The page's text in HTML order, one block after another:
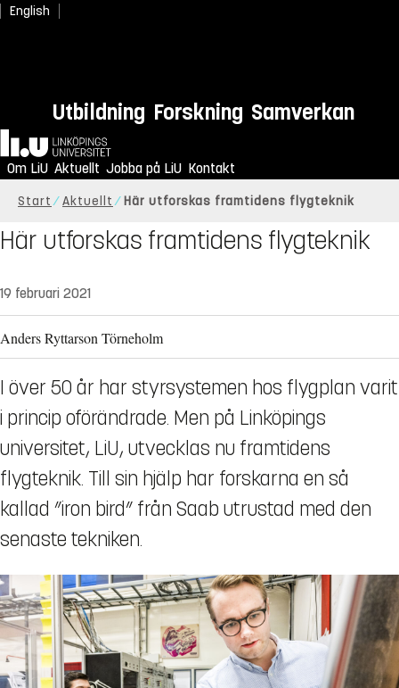
English
Utbildning Forskning Samverkan
Hem
Om LiU Aktuellt Jobba på LiU Kontakt
Start Aktuellt Här utforskas framtidens flygteknik
Här utforskas framtidens flygteknik
19 februari 2021
Anders Ryttarson Törneholm
I över 50 år har styrsystemen hos flygplan varit
i princip oförändrade. Men på Linköpings
universitet, LiU, utvecklas nu framtidens
flygteknik. Till sin hjälp har forskarna en så
kallad ”iron bird” från Saab utrustad med den
senaste tekniken.